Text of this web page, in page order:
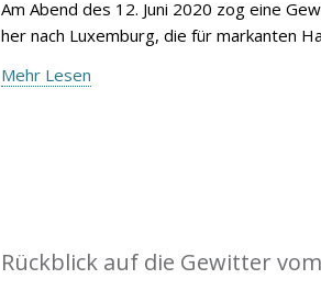
Am Abend des 12. Juni 2020 zog eine
her nach Luxemburg, die für markanten
Mehr Lesen
Rückblick auf die Gewitter